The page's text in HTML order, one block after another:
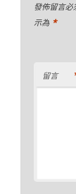
發佈留言
示為 *
留言